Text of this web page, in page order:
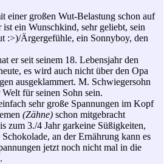
einer großen Wut-Belastung schon auf
ein Wunschkind, sehr geliebt, sein
:>)/Ärgergefühle, ein Sonnyboy, den
er seit seinem 18. Lebensjahr den
es wird auch nicht über den Opa
ausgeklammert. M. Schwiegersohn
für seinen Sohn sein.
sehr große Spannungen im Kopf
(Zähne) schon mitgebracht
zum 3./4 Jahr garkeine Süßigkeiten,
an der Ernährung kann es
jetzt noch nicht mal in die